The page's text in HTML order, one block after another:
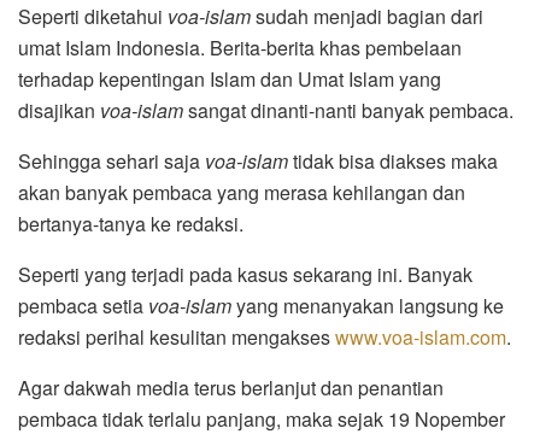
Seperti diketahui voa-islamsudah menjadi bagian dari
umat Islam Indonesia. Berita-berita khas pembelaan
terhadap kepentingan Islam dan Umat Islam yang
disajikan voa-islamsangat dinanti-nanti banyak pembaca.
Sehingga sehari saja voa-islamtidak bisa diakses maka
akan banyak pembaca yang merasa kehilangan dan
bertanya-tanya ke redaksi.
Seperti yang terjadi pada kasus sekarang ini. Banyak
pembaca setia voa-islamyang menanyakan langsung ke
redaksi perihal kesulitan mengakseswww.voa-islam.com.
Agar dakwah media terus berlanjut dan penantian
pembaca tidak terlalu panjang, maka sejak 19 Nopember